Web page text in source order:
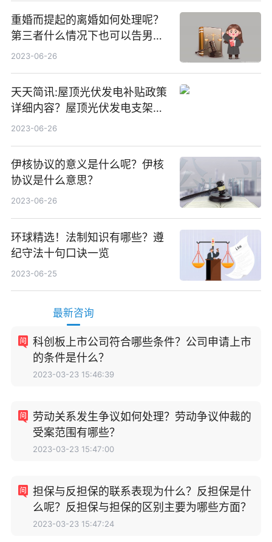
重婚而提起的离婚如何处理呢？
第三者什么情况下也可以告男人
重婚罪呢？
2023-06-26
天天简讯:屋顶光伏发电补贴政策
详细内容？屋顶光伏发电支架价
格一般是多少？
2023-06-26
伊核协议的意义是什么呢？伊核
协议是什么意思？
2023-06-26
环球精选！法制知识有哪些？遵
纪守法十句口诀一览
2023-06-25
最新咨询
科创板上市公司符合哪些条件？公司申请上市
的条件是什么？
2023-03-23 15:46:39
劳动关系发生争议如何处理？劳动争议仲裁的
受案范围有哪些？
2023-03-23 15:47:00
担保与反担保的联系表现为什么？反担保是什
么呢？反担保与担保的区别主要为哪些方面？
2023-03-23 15:47:24